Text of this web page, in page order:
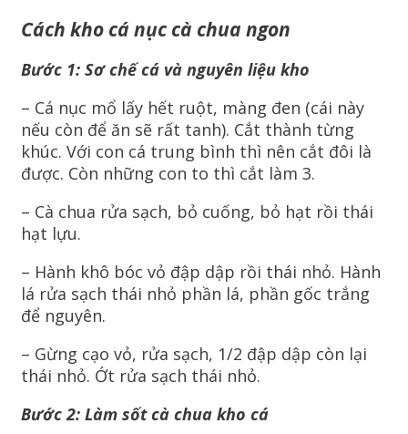
Cách kho cá nục cà chua ngon
Bước 1: Sơ chế cá và nguyên liệu kho
– Cá nục mổ lấy hết ruột, màng đen (cái này
nếu còn để ăn sẽ rất tanh). Cắt thành từng
khúc. Với con cá trung bình thì nên cắt đôi là
được. Còn những con to thì cắt làm 3.
– Cà chua rửa sạch, bỏ cuống, bỏ hạt rồi thái
hạt lựu.
– Hành khô bóc vỏ đập dập rồi thái nhỏ. Hành
lá rửa sạch thái nhỏ phần lá, phần gốc trắng
để nguyên.
– Gừng cạo vỏ, rửa sạch, 1/2 đập dập còn lại
thái nhỏ. Ớt rửa sạch thái nhỏ.
Bước 2: Làm sốt cà chua kho cá